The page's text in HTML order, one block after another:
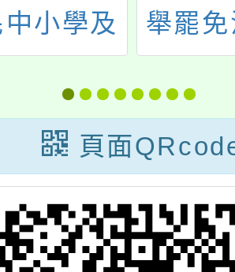
小學及
師介聘
點」第一
二點、第
自即日
生效
舉罷
文修
統以
21日
第
號
頁面